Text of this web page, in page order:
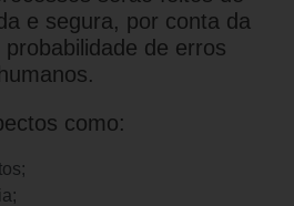
e segura, por conta da
de erros
humanos.
como: